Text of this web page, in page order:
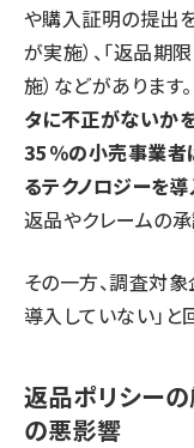
や購入証明の提出
が実施）、「返品期
施）などがあります
タに不正がないか
35％の小売事業者
るテクノロジーを導
返品やクレームの承
その一方、調査対
導入していない」と
返品ポリシー
の悪影響